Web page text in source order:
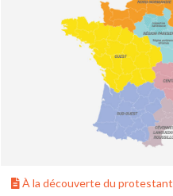
protestantisme dans nos régions